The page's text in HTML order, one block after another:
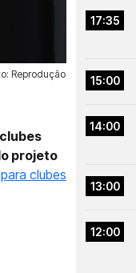
Reprodução
projeto
clubes
17:35
15:00
14:00
13:00
12:00